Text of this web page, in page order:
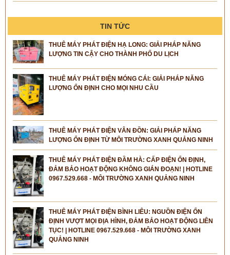
TIN TỨC
THUÊ MÁY PHÁT ĐIỆN HẠ LONG: GIẢI PHÁP NĂNG
LƯỢNG TIN CẬY CHO THÀNH PHỐ DU LỊCH
THUÊ MÁY PHÁT ĐIỆN MÓNG CÁI: GIẢI PHÁP NĂNG
LƯỢNG ỔN ĐỊNH CHO MỌI NHU CẦU
THUÊ MÁY PHÁT ĐIỆN VÂN ĐỒN: GIẢI PHÁP NĂNG
LƯỢNG ỔN ĐỊNH TỪ MÔI TRƯỜNG XANH QUẢNG NINH
THUÊ MÁY PHÁT ĐIỆN ĐẦM HÀ: CẤP ĐIỆN ỔN ĐỊNH,
ĐẢM BẢO HOẠT ĐỘNG KHÔNG GIÁN ĐOẠN! | HOTLINE
0967.529.668 - MÔI TRƯỜNG XANH QUẢNG NINH
THUÊ MÁY PHÁT ĐIỆN BÌNH LIÊU: NGUỒN ĐIỆN ỔN
ĐỊNH VƯỢT MỌI ĐỊA HÌNH, ĐẢM BẢO HOẠT ĐỘNG LIÊN
TỤC! | HOTLINE 0967.529.668 - MÔI TRƯỜNG XANH
QUẢNG NINH